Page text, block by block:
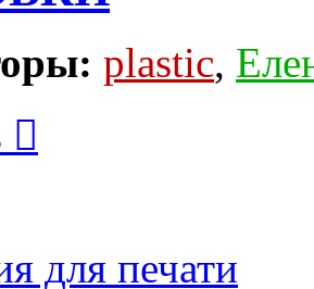
plastic,
для печати